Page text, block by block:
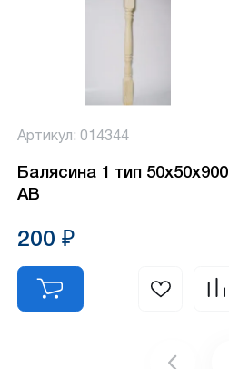
Артикул: 014344
Балясина 1 тип 50х50х900
АВ
200 ₽